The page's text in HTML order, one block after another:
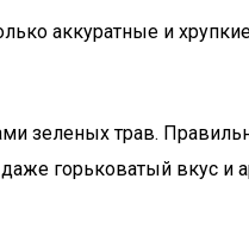
аккуратные и
зеленых трав.
горьковатый вкус и